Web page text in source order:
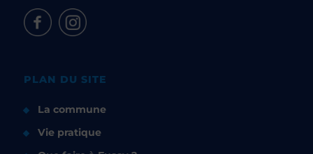
PLAN DU SITE
La commune
Vie pratique